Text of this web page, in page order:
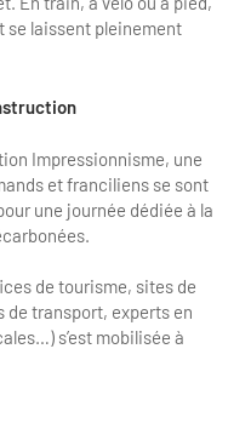
Fleuris
se laissent pleinement
Impressionnisme, une
et franciliens se sont
une journée dédiée à la
de tourisme, sites de
transport, experts en
s’est mobilisée à